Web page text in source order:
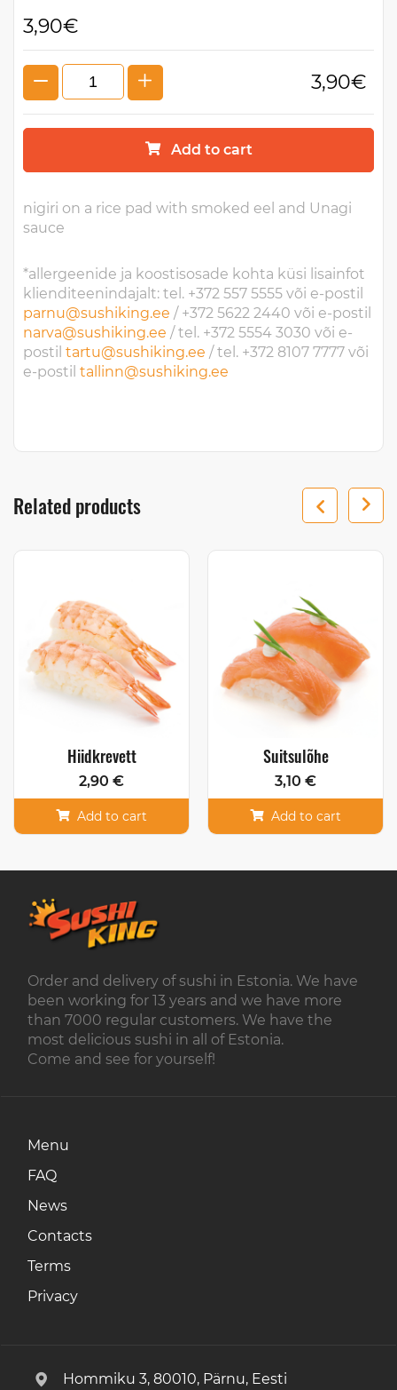
3,90€
3,90€
Add to cart
nigiri on a rice pad with smoked eel and Unagi
sauce
*allergeenide ja koostisosade kohta küsi lisainfot
klienditeenindajalt: tel. +372 557 5555 või e-postil
parnu@sushiking.ee / +372 5622 2440 või e-postil
narva@sushiking.ee / tel. +372 5554 3030 või e-
postil tartu@sushiking.ee / tel. +372 8107 7777 või
e-postil tallinn@sushiking.ee
Related products
Hiidkrevett
2,90 €
Add to cart
Suitsulõhe
3,10 €
Add to cart
Order and delivery of sushi in Estonia. We have
been working for 13 years and we have more
than 7000 regular customers. We have the
most delicious sushi in all of Estonia.
Come and see for yourself!
Menu
FAQ
News
Contacts
Terms
Privacy
Hommiku 3, 80010, Pärnu, Eesti